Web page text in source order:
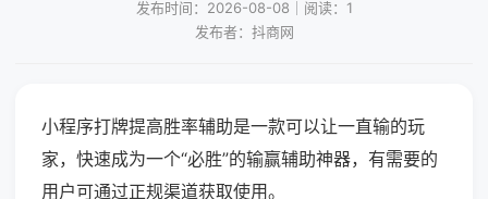
发布时间：2026-08-08｜阅读：1
发布者：抖商网
小程序打牌提高胜率辅助是一款可以让一直输的玩
家，快速成为一个“必胜”的输赢辅助神器，有需要的
用户可通过正规渠道获取使用。